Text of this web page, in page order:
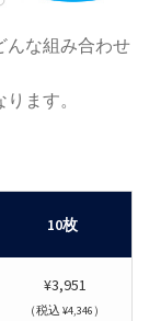
んな組み合わせ
ます。
10枚
¥3,951
（税込 ¥4,346）